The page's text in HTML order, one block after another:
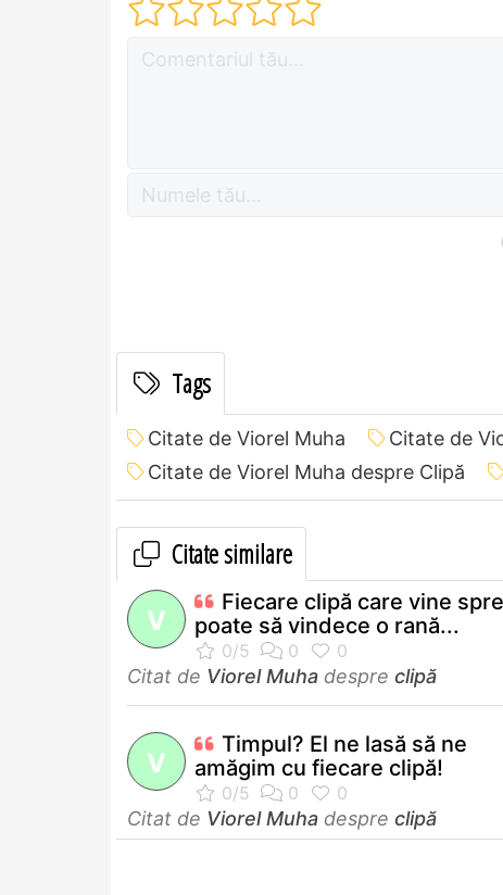
Tags
Citate de Viorel Muha Citate de
Citate de Viorel Muha despre Clipă
Citate similare
V
Fiecare clipă care vine
poate să vindece o rană...
Citat de Viorel Muha despre clipă
V
Timpul? El ne lasă să ne
amăgim cu fiecare clipă!
Citat de Viorel Muha despre clipă